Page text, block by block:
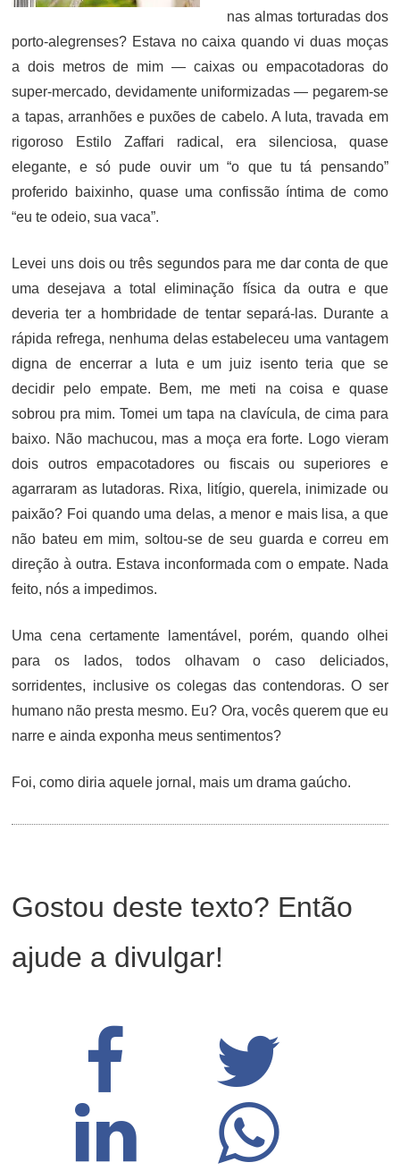
nas almas torturadas dos
porto-alegrenses? Estava no caixa quando vi duas moças
a dois metros de mim — caixas ou empacotadoras do
super-mercado, devidamente uniformizadas — pegarem-se
a tapas, arranhões e puxões de cabelo. A luta, travada em
rigoroso Estilo Zaffari radical, era silenciosa, quase
elegante, e só pude ouvir um “o que tu tá pensando”
proferido baixinho, quase uma confissão íntima de como
“eu te odeio, sua vaca”.
Levei uns dois ou três segundos para me dar conta de que
uma desejava a total eliminação física da outra e que
deveria ter a hombridade de tentar separá-las. Durante a
rápida refrega, nenhuma delas estabeleceu uma vantagem
digna de encerrar a luta e um juiz isento teria que se
decidir pelo empate. Bem, me meti na coisa e quase
sobrou pra mim. Tomei um tapa na clavícula, de cima para
baixo. Não machucou, mas a moça era forte. Logo vieram
dois outros empacotadores ou fiscais ou superiores e
agarraram as lutadoras. Rixa, litígio, querela, inimizade ou
paixão? Foi quando uma delas, a menor e mais lisa, a que
não bateu em mim, soltou-se de seu guarda e correu em
direção à outra. Estava inconformada com o empate. Nada
feito, nós a impedimos.
Uma cena certamente lamentável, porém, quando olhei
para os lados, todos olhavam o caso deliciados,
sorridentes, inclusive os colegas das contendoras. O ser
humano não presta mesmo. Eu? Ora, vocês querem que eu
narre e ainda exponha meus sentimentos?
Foi, como diria aquele jornal, mais um drama gaúcho.
Gostou deste texto? Então
ajude a divulgar!